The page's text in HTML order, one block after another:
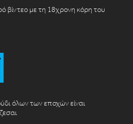
βίντεο με τη 18χρονη κόρη του
όλων των εποχών είναι